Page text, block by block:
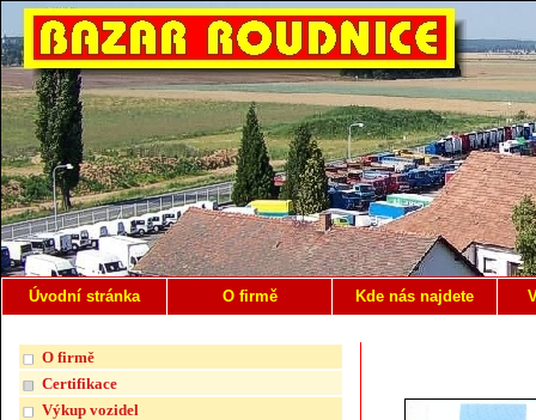
Úvodní stránka O firmě Kde nás najdete
O firmě
Certifikace
Výkup vozidel